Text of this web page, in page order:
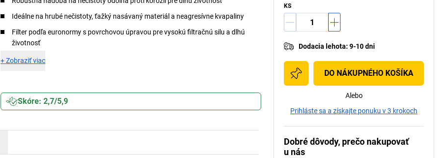
Ideálne na hrubé nečistoty, ťažký nasávaný materiál a neagresívne kvapaliny
Filter podľa euronormy s povrchovou úpravou pre vysokú filtračnú silu a dlhú
životnosť
+Zobraziť viac
Skóre: 2,7/5,9
KS
Dodacia lehota: 9-10 dni
DO NÁKUPNÉHO KOŠÍKA
Alebo
Prihláste sa a získajte ponuku v 3 krokoch
Dobré dôvody, prečo nakupovať
u nás